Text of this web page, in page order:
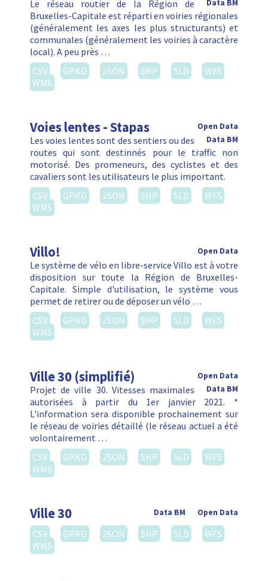
Data BM
Le réseau routier de la Région de
Bruxelles-Capitale est réparti en voiries régionales
(généralement les axes les plus structurants) et
communales (généralement les voiries à caractère
local). A peu près …
CSV
GPKG JSON SHP SLD
WFS
WMS
Voies lentes - Stapas
Open Data
Data BM
Les voies lentes sont des sentiers ou des
routes qui sont destinnés pour le traffic non
motorisé. Des promeneurs, des cyclistes et des
cavaliers sont les utilisateurs le plus important.
CSV
GPKG JSON SHP SLD
WFS
WMS
Villo! Open Data
Le système de vélo en libre-service Villo est à votre
disposition sur toute la Région de Bruxelles-
Capitale. Simple d'utilisation, le système vous
permet de retirer ou de déposer un vélo …
CSV
GPKG JSON SHP SLD
WFS
WMS
Ville 30 (simplifié)
Open Data
Data BM
Projet de ville 30. Vitesses maximales
autorisées à partir du 1er janvier 2021. *
L'information sera disponible prochainement sur
le réseau de voiries détaillé (le réseau actuel a été
volontairement …
CSV
GPKG JSON SHP SLD
WFS
WMS
Ville 30 Open Data
Data BM
CSV GPKG JSON SHP SLD
WFS
WMS